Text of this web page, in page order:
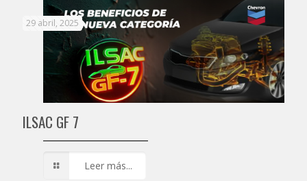
29 abril, 2025
ILSAC GF 7
Leer más...